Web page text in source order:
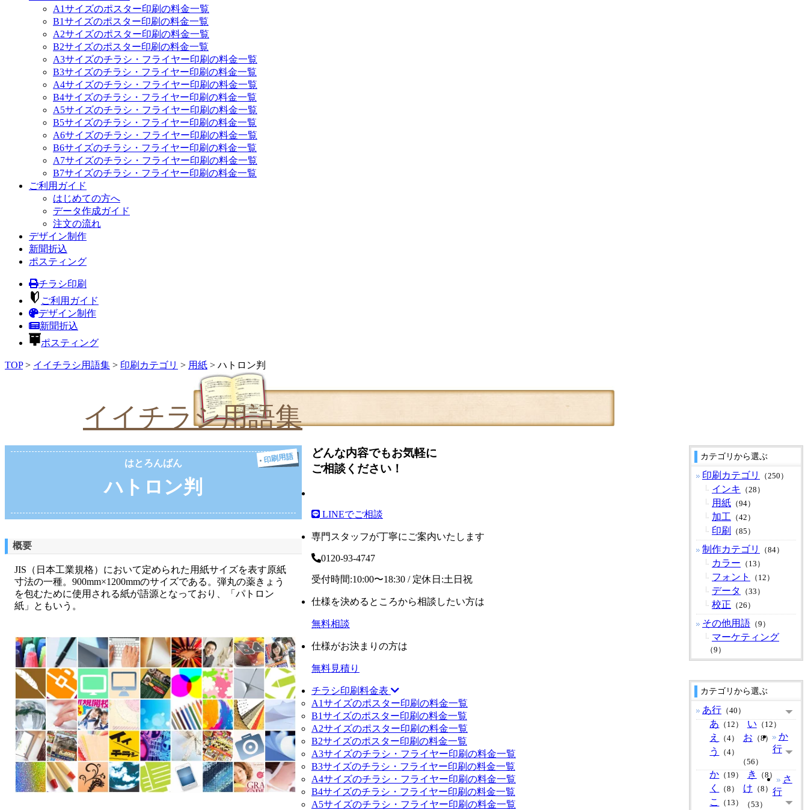
A1サイズのポスター印刷の料金一覧
B1サイズのポスター印刷の料金一覧
A2サイズのポスター印刷の料金一覧
B2サイズのポスター印刷の料金一覧
A3サイズのチラシ・フライヤー印刷の料金一覧
B3サイズのチラシ・フライヤー印刷の料金一覧
A4サイズのチラシ・フライヤー印刷の料金一覧
B4サイズのチラシ・フライヤー印刷の料金一覧
A5サイズのチラシ・フライヤー印刷の料金一覧
B5サイズのチラシ・フライヤー印刷の料金一覧
A6サイズのチラシ・フライヤー印刷の料金一覧
B6サイズのチラシ・フライヤー印刷の料金一覧
A7サイズのチラシ・フライヤー印刷の料金一覧
B7サイズのチラシ・フライヤー印刷の料金一覧
ご利用ガイド
はじめての方へ
データ作成ガイド
注文の流れ
デザイン制作
新聞折込
ポスティング
チラシ印刷
ご利用ガイド
デザイン制作
新聞折込
ポスティング
TOP> イイチラシ用語集 > 印刷カテゴリ > 用紙 > ハトロン判
イイチラシ用語集
はとろんばん
ハトロン判
概要
JIS（日本工業規格）において定められた用紙サイズを表す原紙
寸法の一種。900mm×1200mmのサイズである。弾丸の薬きょう
を包むために使用される紙が語源となっており、「パトロン
紙」ともいう。
カテゴリから選ぶ
印刷カテゴリ （250）
インキ （28）
用紙 （94）
加工 （42）
印刷 （85）
制作カテゴリ （84）
カラー （13）
フォント （12）
データ （33）
校正 （26）
その他用語 （9）
マーケティング
（9）
カテゴリから選ぶ
あ行 （40）
あ （12） い （12）
え （4） お （8）
う （4）
か
行
（56）
か （19） き （8）
く （8） け （8）
こ （13）
さ
行
（53）
どんな内容でもお気軽に
ご相談ください！
LINEでご相談
専門スタッフが丁寧にご案内いたします
0120-93-4747
受付時間:10:00〜18:30 / 定休日:土日祝
仕様を決めるところから相談したい方は
無料相談
仕様がお決まりの方は
無料見積り
チラシ印刷料金表
A1サイズのポスター印刷の料金一覧
B1サイズのポスター印刷の料金一覧
A2サイズのポスター印刷の料金一覧
B2サイズのポスター印刷の料金一覧
A3サイズのチラシ・フライヤー印刷の料金一覧
B3サイズのチラシ・フライヤー印刷の料金一覧
A4サイズのチラシ・フライヤー印刷の料金一覧
B4サイズのチラシ・フライヤー印刷の料金一覧
A5サイズのチラシ・フライヤー印刷の料金一覧